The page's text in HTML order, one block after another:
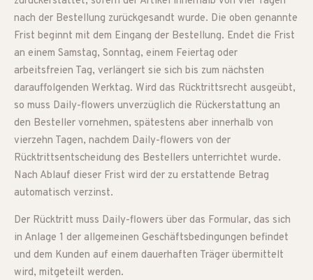
nach der Bestellung zurückgesandt wurde. Die oben genannte
Frist beginnt mit dem Eingang der Bestellung. Endet die Frist
an einem Samstag, Sonntag, einem Feiertag oder
arbeitsfreien Tag, verlängert sie sich bis zum nächsten
darauffolgenden Werktag. Wird das Rücktrittsrecht ausgeübt,
so muss Daily-flowers unverzüglich die Rückerstattung an
den Besteller vornehmen, spätestens aber innerhalb von
vierzehn Tagen, nachdem Daily-flowers von der
Rücktrittsentscheidung des Bestellers unterrichtet wurde.
Nach Ablauf dieser Frist wird der zu erstattende Betrag
automatisch verzinst.
Der Rücktritt muss Daily-flowers über das Formular, das sich
in Anlage 1 der allgemeinen Geschäftsbedingungen befindet
und dem Kunden auf einem dauerhaften Träger übermittelt
wird, mitgeteilt werden.